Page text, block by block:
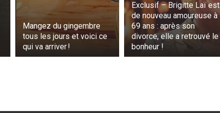
Mangez du gingembre
tous les jours et voici ce
qui va arriver !
Exclusif – Brigitte Laï est
de nouveau amoureuse à
69 ans : après son
divorce, elle a retrouvé le
bonheur !